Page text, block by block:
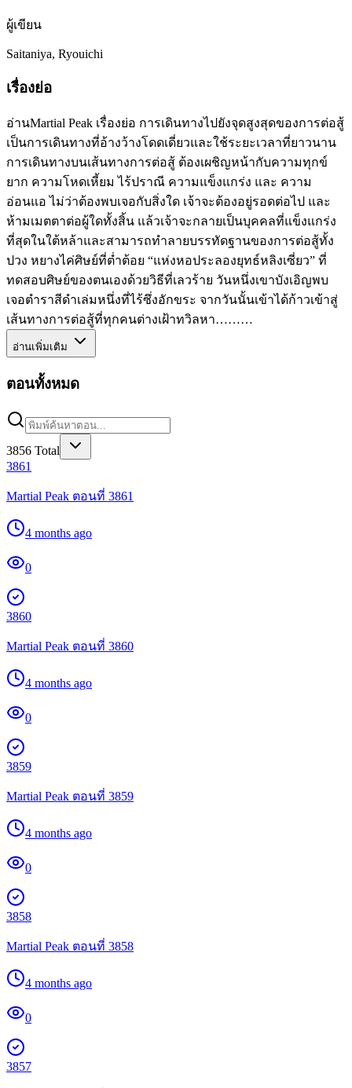
ผู้เขียน
Saitaniya, Ryouichi
เรื่องย่อ
อ่านMartial Peak เรื่องย่อ การเดินทางไปยังจุดสูงสุดของการต่อสู้
เป็นการเดินทางที่อ้างว้างโดดเดี่ยวและใช้ระยะเวลาที่ยาวนาน
การเดินทางบนเส้นทางการต่อสู้ ต้องเผชิญหน้ากับความทุกข์
ยาก ความโหดเหี้ยม ไร้ปราณี ความแข็งแกร่ง และ ความ
อ่อนแอ ไม่ว่าต้องพบเจอกับสิ่งใด เจ้าจะต้องอยู่รอดต่อไป และ
ห้ามเมตตาต่อผู้ใดทั้งสิ้น แล้วเจ้าจะกลายเป็นบุคคลที่แข็งแกร่ง
ที่สุดในใต้หล้าและสามารถทำลายบรรทัดฐานของการต่อสู้ทั้ง
ปวง หยางไค่ศิษย์ที่ต่ำต้อย “แห่งหอประลองยุทธ์หลิงเซี่ยว” ที่
ทดสอบศิษย์ของตนเองด้วยวิธีที่เลวร้าย วันหนึ่งเขาบังเอิญพบ
เจอตำราสีดำเล่มหนึ่งที่ไร้ซึ่งอักขระ จากวันนั้นเข้าได้ก้าวเข้าสู่
เส้นทางการต่อสู้ที่ทุกคนต่างเฝ้าทวิลหา………
อ่านเพิ่มเติม
ตอนทั้งหมด
3856 Total
3861
Martial Peak ตอนที่ 3861
4 months ago
0
3860
Martial Peak ตอนที่ 3860
4 months ago
0
3859
Martial Peak ตอนที่ 3859
4 months ago
0
3858
Martial Peak ตอนที่ 3858
4 months ago
0
3857